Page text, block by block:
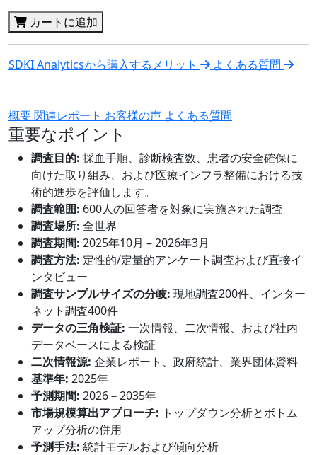
カートに追加
SDKI Analyticsから購入するメリット よくある質問
概要関連レポート お客様の声 よくある質問
重要なポイント
調査目的: 採血手順、診断検査数、患者の安全確保に
向けた取り組み、および医療インフラ整備における技
術的進歩を評価します。
調査範囲: 600人の回答者を対象に実施された調査
調査場所: 全世界
調査期間: 2025年10月 – 2026年3月
調査方法: 定性的/定量的アンケート調査および直接イ
ンタビュー
調査サンプルサイズの分岐: 現地調査200件、インター
ネット調査400件
データの三角検証: 一次情報、二次情報、および社内
データベースによる検証
二次情報源: 企業レポート、政府統計、業界団体資料
基準年: 2025年
予測期間: 2026－2035年
市場規模算出アプローチ: トップダウン分析とボトム
アップ分析の併用
予測手法: 統計モデルおよび傾向分析